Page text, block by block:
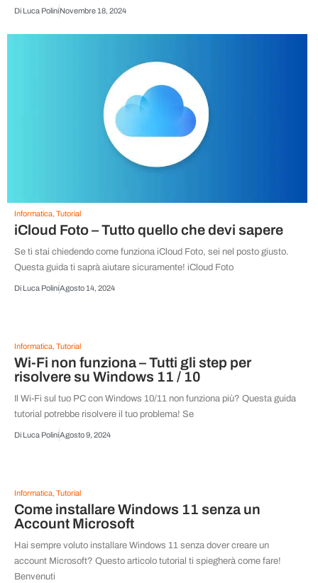
Di Luca PoliniNovembre 18, 2024
Informatica, Tutorial
iCloud Foto – Tutto quello che devi sapere
Se ti stai chiedendo come funziona iCloud Foto, sei nel posto giusto.
Questa guida ti saprà aiutare sicuramente! iCloud Foto
Di Luca PoliniAgosto 14, 2024
Informatica, Tutorial
Wi-Fi non funziona – Tutti gli step per
risolvere su Windows 11 / 10
Il Wi-Fi sul tuo PC con Windows 10/11 non funziona più? Questa guida
tutorial potrebbe risolvere il tuo problema! Se
Di Luca PoliniAgosto 9, 2024
Informatica, Tutorial
Come installare Windows 11 senza un
Account Microsoft
Hai sempre voluto installare Windows 11 senza dover creare un
account Microsoft? Questo articolo tutorial ti spiegherà come fare!
Benvenuti